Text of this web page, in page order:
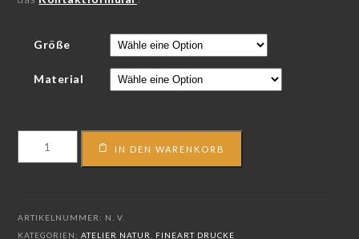
Größe
Material
Menge
IN DEN WARENKORB
ARTIKELNUMMER: N. V.
KATEGORIEN:ATELIER NATUR FINEART DRUCKE